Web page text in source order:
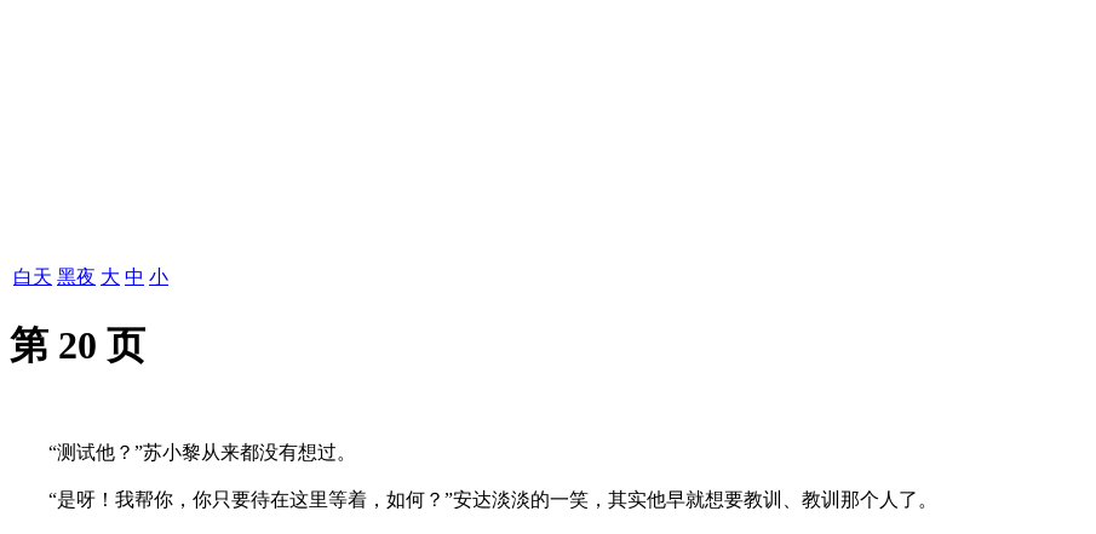
白天 黑夜 大 中 小
第 20 页
“测试他？”苏小黎从来都没有想过。
“是呀！我帮你，你只要待在这里等着，如何？”安达淡淡的一笑，其实他早就想要教训、教训那个人了。